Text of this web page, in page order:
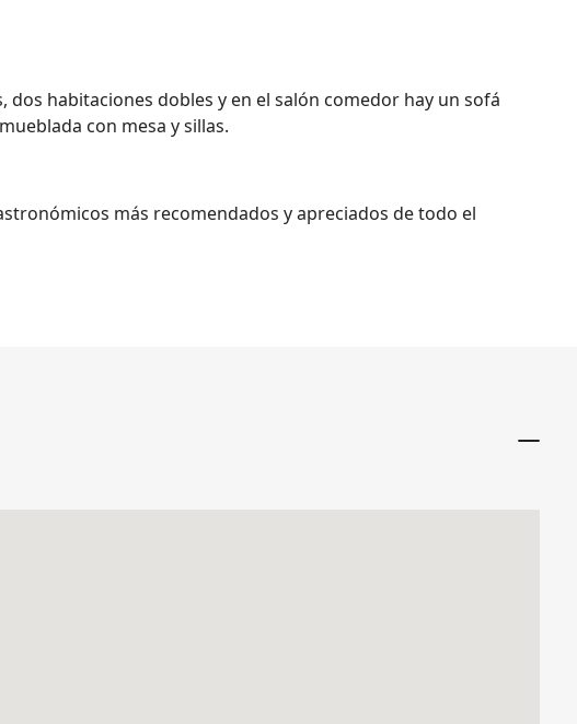
habitaciones dobles y en el salón comedor hay un sofá
con mesa y sillas.
más recomendados y apreciados de todo el